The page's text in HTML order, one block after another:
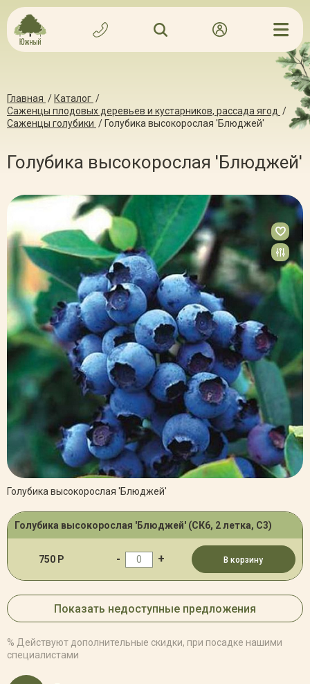
Главная / Каталог /
Саженцы плодовых деревьев и кустарников, рассада ягод /
Саженцы голубики / Голубика высокорослая 'Блюджей'
Голубика высокорослая 'Блюджей'
Голубика высокорослая 'Блюджей'
Голубика высокорослая 'Блюджей' (СК6, 2 летка, С3)
750 Р - + В корзину
Показать недоступные предложения
% Действуют дополнительные скидки, при посадке нашими
специалистами